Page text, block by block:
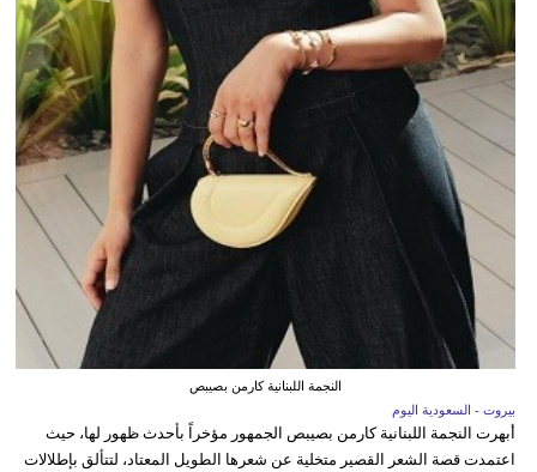
النجمة اللبنانية كارمن بصيبص
بيروت - السعودية اليوم
أبهرت النجمة اللبنانية كارمن بصيبص الجمهور مؤخراً بأحدث ظهور لها، حيث
اعتمدت قصة الشعر القصير متخلية عن شعرها الطويل المعتاد، لتتألق بإطلالات